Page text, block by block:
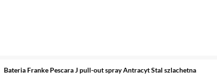
Bateria Franke Pescara J pull-out spray Antracyt Stal szlachetna